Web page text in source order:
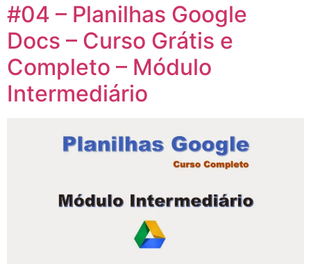
#04 – Planilhas Google
Docs – Curso Grátis e
Completo – Módulo
Intermediário